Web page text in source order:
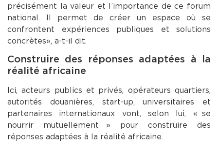
précisément la valeur et l’importance de ce forum
national. Il permet de créer un espace où se
confrontent expériences publiques et solutions
concrètes », a-t-il dit.
Construire des réponses adaptées à la
réalité africaine
Ici, acteurs publics et privés, opérateurs quartiers,
autorités douanières, start-up, universitaires et
partenaires internationaux vont, selon lui, « se
nourrir mutuellement » pour construire des
réponses adaptées à la réalité africaine.